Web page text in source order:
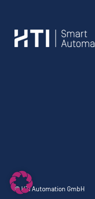
© HTI Automation GmbH